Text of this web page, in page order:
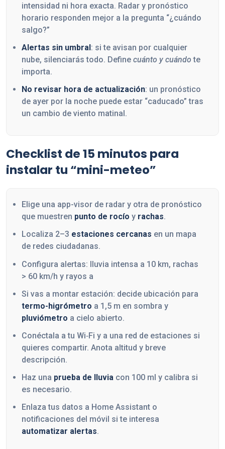
intensidad ni hora exacta. Radar y pronóstico
horario responden mejor a la pregunta “¿cuándo
salgo?”
Alertas sin umbral: si te avisan por cualquier
nube, silenciarás todo. Define cuánto y cuándo te
importa.
No revisar hora de actualización: un pronóstico
de ayer por la noche puede estar “caducado” tras
un cambio de viento matinal.
Checklist de 15 minutos para
instalar tu “mini-meteo”
Elige una app-visor de radar y otra de pronóstico
que muestren punto de rocío y rachas.
Localiza 2–3 estaciones cercanas en un mapa
de redes ciudadanas.
Configura alertas: lluvia intensa a 10 km, rachas
> 60 km/h y rayos a
Si vas a montar estación: decide ubicación para
termo-higrómetro a 1,5 m en sombra y
pluviómetro a cielo abierto.
Conéctala a tu Wi‑Fi y a una red de estaciones si
quieres compartir. Anota altitud y breve
descripción.
Haz una prueba de lluvia con 100 ml y calibra si
es necesario.
Enlaza tus datos a Home Assistant o
notificaciones del móvil si te interesa
automatizar alertas.